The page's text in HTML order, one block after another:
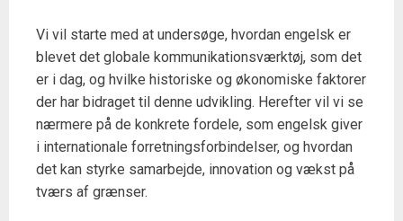
Vi vil starte med at undersøge, hvordan engelsk er
blevet det globale kommunikationsværktøj, som det
er i dag, og hvilke historiske og økonomiske faktorer
der har bidraget til denne udvikling. Herefter vil vi se
nærmere på de konkrete fordele, som engelsk giver
i internationale forretningsforbindelser, og hvordan
det kan styrke samarbejde, innovation og vækst på
tværs af grænser.